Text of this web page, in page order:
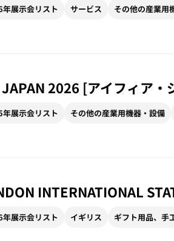
展示会リスト サービス その他の産業用
2026 [アイフィア
展示会リスト その他の産業用機器・設備
INTERNATIONAL
展示会リスト イギリス ギフト用品、手